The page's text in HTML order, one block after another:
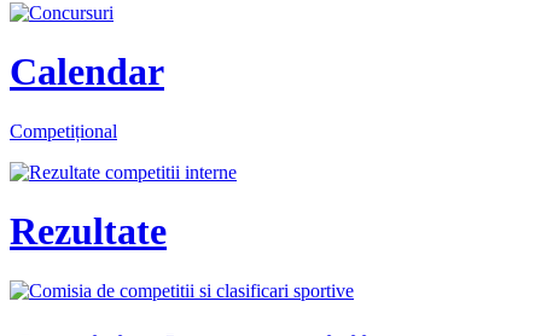
Calendar
Competițional
Rezultate